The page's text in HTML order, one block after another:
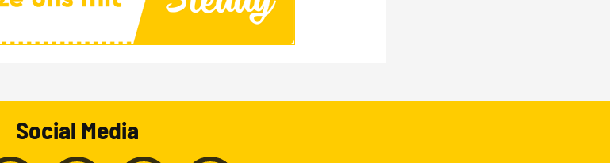
Social Media